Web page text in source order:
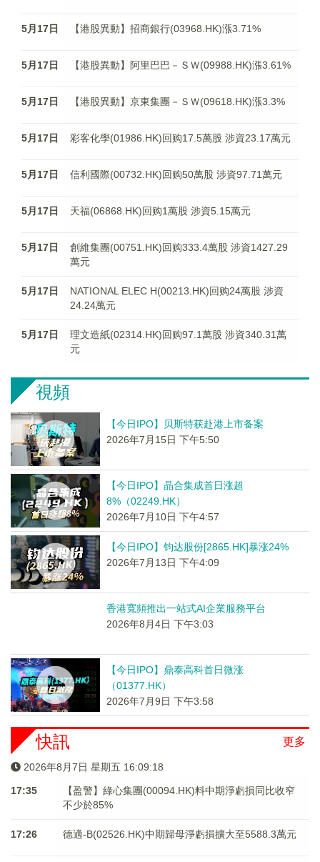
5月17日 【港股異動】招商銀行(03968.HK)漲3.71%
5月17日 【港股異動】阿里巴巴－ＳＷ(09988.HK)漲3.61%
5月17日 【港股異動】京東集團－ＳＷ(09618.HK)漲3.3%
5月17日 彩客化學(01986.HK)回购17.5萬股 涉資23.17萬元
5月17日 信利國際(00732.HK)回购50萬股 涉資97.71萬元
5月17日 天福(06868.HK)回购1萬股 涉資5.15萬元
5月17日
創維集團(00751.HK)回购333.4萬股 涉資1427.29
萬元
5月17日
NATIONAL ELEC H(00213.HK)回购24萬股 涉資
24.24萬元
5月17日
理文造紙(02314.HK)回购97.1萬股 涉資340.31萬
元
視頻
【今日IPO】贝斯特获赴港上市备案
2026年7月15日 下午5:50
【今日IPO】晶合集成首日涨超
8%（02249.HK）
2026年7月10日 下午4:57
【今日IPO】钧达股份[2865.HK]暴涨24%
2026年7月13日 下午4:09
香港寬頻推出一站式AI企業服務平台
2026年8月4日 下午3:03
【今日IPO】鼎泰高科首日微涨
（01377.HK）
2026年7月9日 下午3:58
更多
快訊
2026年8月7日 星期五 16:09:18
17:35
【盈警】綠心集團(00094.HK)料中期淨虧損同比收窄
不少於85%
17:26 德適-B(02526.HK)中期歸母淨虧損擴大至5588.3萬元